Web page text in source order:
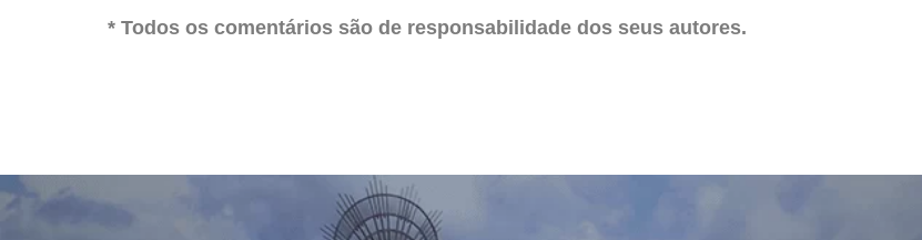
* Todos os comentários são de responsabilidade dos seus autores.